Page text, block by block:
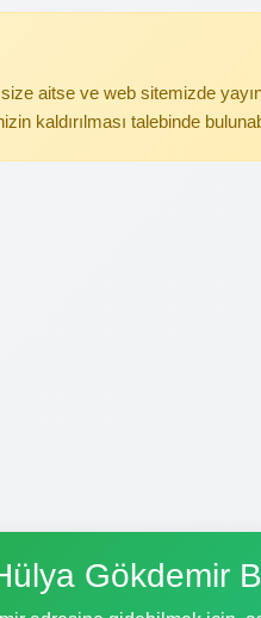
aitse ve web sitemizde
kaldırılması talebinde
Gökdemir